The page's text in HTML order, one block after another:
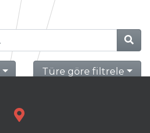
Türe göre filtrele